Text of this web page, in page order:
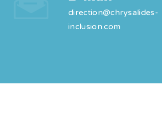
direction@chrysalides-
inclusion.com